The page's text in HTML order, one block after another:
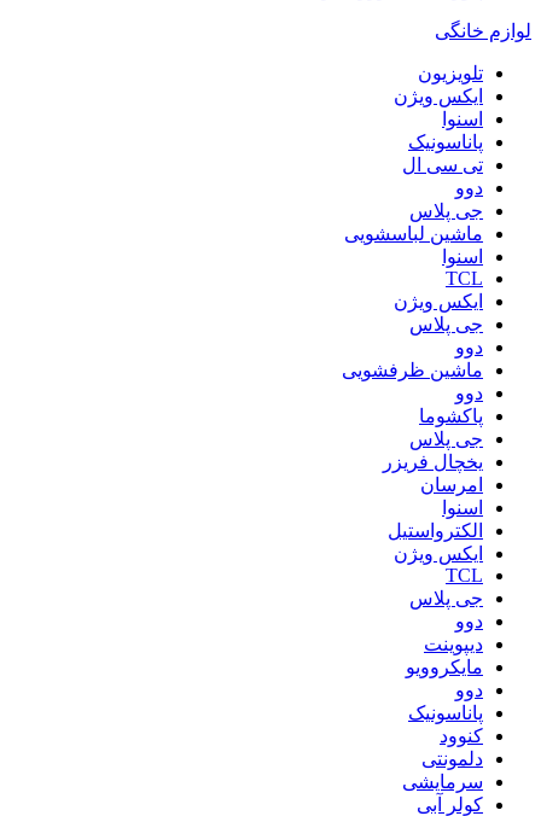
لوازم خانگی
تلویزیون
ایکس ویژن
اسنوا
پاناسونیک
تی سی ال
دوو
جی پلاس
ماشین لباسشویی
اسنوا
TCL
ایکس ویژن
جی پلاس
دوو
ماشین ظرفشویی
دوو
پاکشوما
جی پلاس
یخچال فریزر
امرسان
اسنوا
الکترواستیل
ایکس ویژن
TCL
جی پلاس
دوو
دیپوینت
مایکروویو
دوو
پاناسونیک
کنوود
دلمونتی
سرمایشی
کولر آبی